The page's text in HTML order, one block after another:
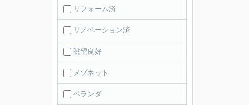
リフォーム済
リノベーション済
眺望良好
メゾネット
ベランダ